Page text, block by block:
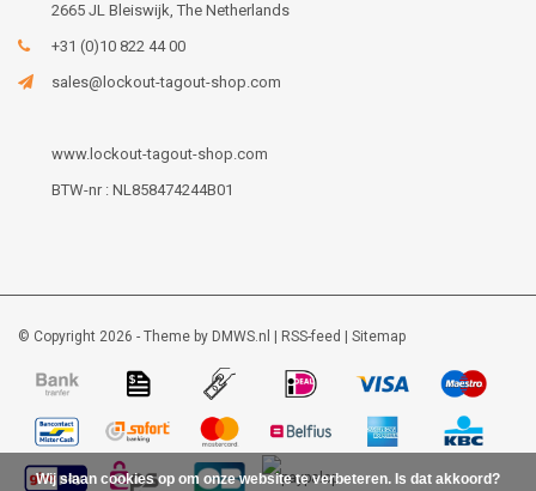
2665 JL Bleiswijk, The Netherlands
+31 (0)10 822 44 00
sales@lockout-tagout-shop.com
www.lockout-tagout-shop.com
BTW-nr : NL858474244B01
© Copyright 2026 - Theme by DMWS.nl RSS-feed Sitemap
Wij slaan cookies op om onze website te verbeteren. Is dat akkoord?